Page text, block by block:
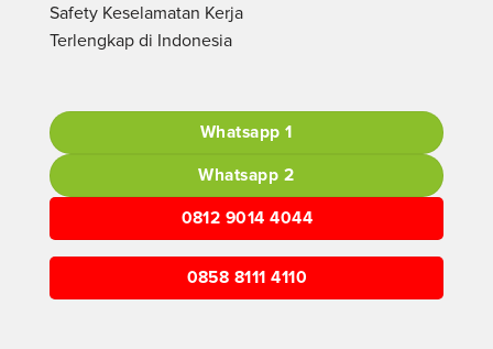
Safety Keselamatan Kerja
Terlengkap di Indonesia
Whatsapp 1
Whatsapp 2
0812 9014 4044
0858 8111 4110